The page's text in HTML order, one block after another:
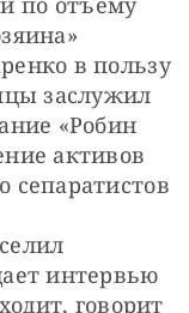
в пользу
заслужил
«Робин
активов
сепаратистов
интервью
говорит